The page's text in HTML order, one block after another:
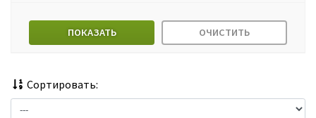
ПОКАЗАТЬ ОЧИСТИТЬ
Сортировать: